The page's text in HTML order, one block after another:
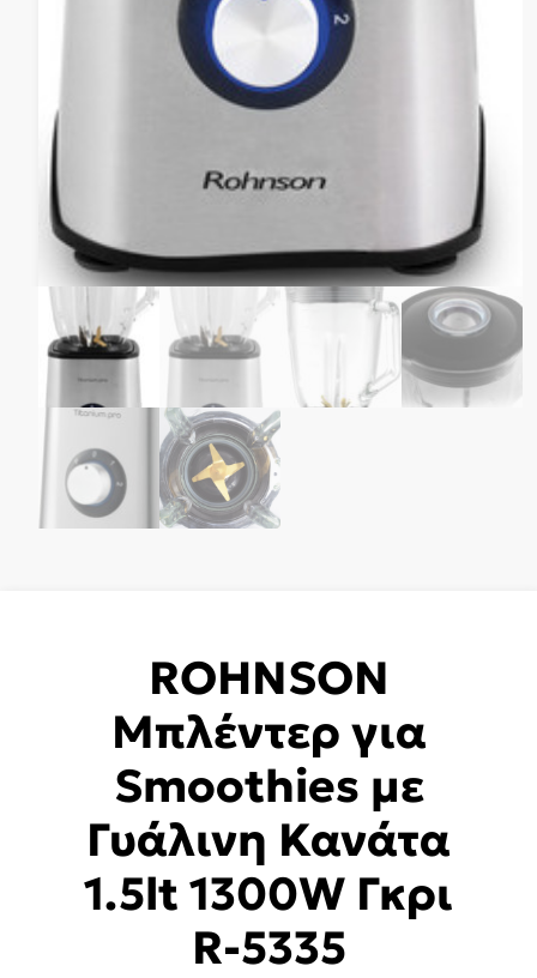
ROHNSON
Μπλέντερ για
Smoothies με
Γυάλινη Κανάτα
1.5lt 1300W Γκρι
R-5335